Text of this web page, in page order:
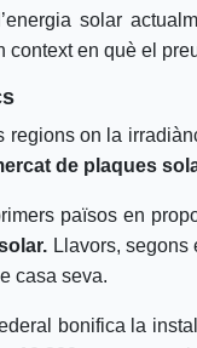
solar
context en què el
regions on la
de plaques
països en
Llavors,
casa seva.
bonifica la